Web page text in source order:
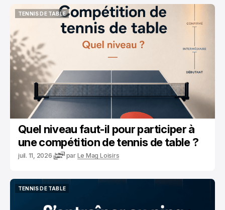
TENNIS DE TABLE
TENNIS DE TABLE
Quel niveau faut-il pour participer à
une compétition de tennis de table ?
juil. 11, 2026 par Le Mag Loisirs
TENNIS DE TABLE